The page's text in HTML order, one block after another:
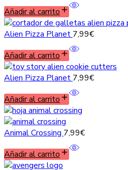
Añadir al carrito
Alien Pizza Planet 7,99€
Añadir al carrito
Alien Pizza Planet 7,99€
Añadir al carrito
Animal Crossing 7,99€
Añadir al carrito